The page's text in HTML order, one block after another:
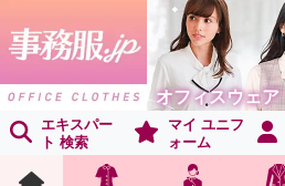
オフィスウェ
エキスパー
ト 検索
マイ ユニフ
ォーム